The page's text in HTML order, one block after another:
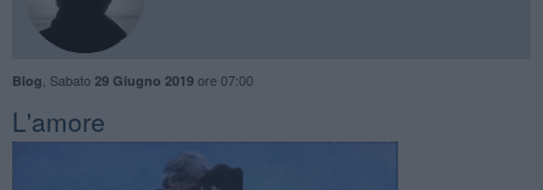
Blog Sabato 29 Giugno 2019ore 07:00
L'amore